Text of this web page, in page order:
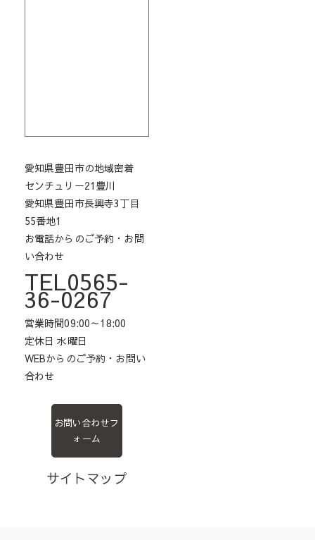
愛知県豊田市の地域密着
センチュリー21豊川
愛知県豊田市長興寺3丁目
55番地1
お電話からのご予約・お問
い合わせ
TEL0565-
36-0267
営業時間09:00～18:00
定休日 水曜日
WEBからのご予約・お問い
合わせ
お問い合わせフ
ォーム
サイトマップ